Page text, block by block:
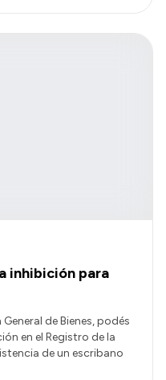
inhibición para
de Bienes, podés
en el Registro de la
de un escribano